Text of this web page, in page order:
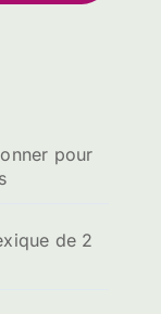
pour
de 2